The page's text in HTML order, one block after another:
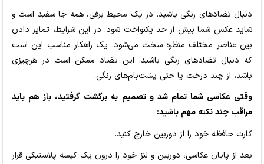
دنبال تضادهای رنگی باشید. در یک محیط برفی، همه جا سفید است و
شاید عکس شما بیش از حد یکنواخت شود. در این شرایط، تمایز دادن
بین عناصر مختلف منظره سخت می‌شود. یک راهکار مناسب این است
که دنبال تضادهای رنگی باشید. این تضاد ممکن است در هرچیزی
باشد، از چند درخت یا حتی پشت‌بام‌های رنگی.
وقتی عکاسی شما تمام شد و تصمیم به برگشت گرفتید، باز هم باید
مراقب چند نکته مهم باشید:
کارت حافظه خود را از دوربین خارج کنید.
بعد از پایان عکاسی، دوربین و لنز خود را درون یک کیسه پلاستیکی قرار